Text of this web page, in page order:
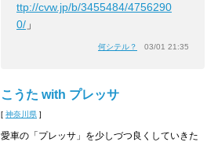
ttp://cvw.jp/b/3455484/4756290
0/ 」
何シテル？ 03/01 21:35
こうた with プレッサ
[ 神奈川県 ]
愛車の「プレッサ」を少しづつ良くしていきた